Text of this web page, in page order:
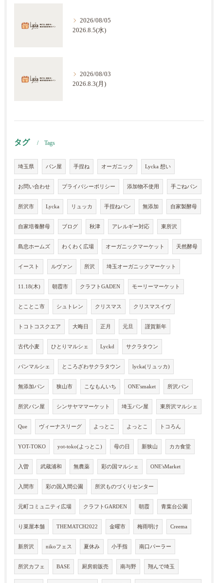
2026/08/05
2026.8.5(水)
2026/08/03
2026.8.3(月)
タグ Tags
埼玉県 パン屋 手捏ね オーガニック Lycka 想い
お問い合わせ プライバシーポリシー 添加物不使用 手ごねパン
所沢市 Lycka リュッカ 手捏ねパン 無添加 自家製酵母
自家培養酵母 ブログ 秋津 アレルギー対応 東所沢
島忠ホームズ わくわく広場 オーガニックマーケット 天然酵母
イースト ルヴァン 所沢 埼玉オーガニックマーケット
11.18(木) 朝霞市 クラフトGADEN モーリーマーケット
とことこ市 シュトレン クリスマス クリスマスイヴ
トコトコスクエア 大晦日 正月 元旦 謹賀新年
古代小麦 ひとりマルシェ Lyckd サクラタウン
パンマルシェ ところざわサクラタウン lycka(リュッカ)
無添加パン 狭山市 こなもんいち ONE'smaket 所沢パン
所沢パン屋 シンサヤママーケット 埼玉パン屋 東所沢マルシェ
Que ヴィーナスリーグ よっとこ よっとこ トコろん
YOT-TOKO yot-toko(よっとこ) 母の日 新狭山 カカ食堂
入曽 武蔵浦和 無農薬 彩の国マルシェ ONE'sMarket
入間市 彩の国入間公園 所沢ものづくりセンター
元町コミュニティ広場 クラフトGARDEN 朝霞 青葉台公園
り菜屋本舗 THEMATCH2022 金曜市 梅雨明け Creema
新所沢 nikoフェス 夏休み 小手指 南口パーラー
所沢カフェ BASE 厨房前販売 南与野 翔んで埼玉